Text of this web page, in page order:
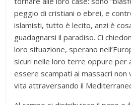
peggio di cristiani o ebrei, e
islamisti, tutto è lecito, anzi è
guadagnarsi il paradiso. Ci
loro situazione, sperano
sicuri nelle loro terre oppure per
essere scampati ai massacri non
vita attraversando il